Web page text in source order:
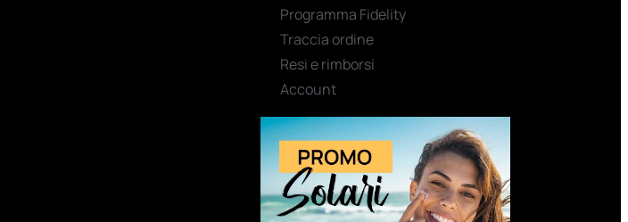
Programma Fidelity
Traccia ordine
Resi e rimborsi
Account